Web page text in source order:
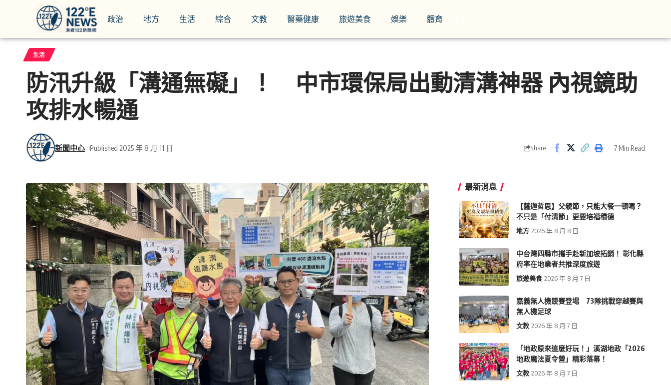
政治 地方 生活 綜合 文教 醫藥健康 旅遊美食 娛樂 體育
生活
防汛升級「溝通無礙」！ 中市環保局出動清溝神器 內視鏡助
攻排水暢通
新聞中心 Published 2025 年 8 月 11 日 Share 7 Min Read
最新消息
【薩迦哲思】父親節，只能大餐一頓嗎？
不只是「付清節」更要培福積德
地方 2026 年 8 月 8 日
中台灣四縣市攜手赴新加坡拓銷！ 彰化縣
府率在地業者共推深度旅遊
旅遊美食 2026 年 8 月 7 日
嘉義無人機競賽登場 73隊挑戰穿越賽與
無人機足球
文教 2026 年 8 月 7 日
「地政原來這麼好玩！」溪湖地政「2026
地政魔法夏令營」精彩落幕！
文教 2026 年 8 月 7 日